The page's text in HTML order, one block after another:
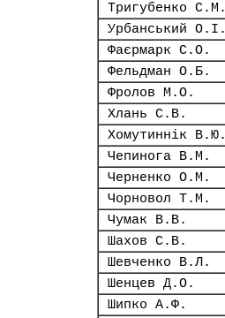
Тригубенко С.М.
Урбанський О.І.
Фаєрмарк С.О.
Фельдман О.Б.
Фролов М.О.
Хлань С.В.
Хомутиннік В.Ю.
Чепинога В.М.
Черненко О.М.
Чорновол Т.М.
Чумак В.В.
Шахов С.В.
Шевченко В.Л.
Шенцев Д.О.
Шипко А.Ф.